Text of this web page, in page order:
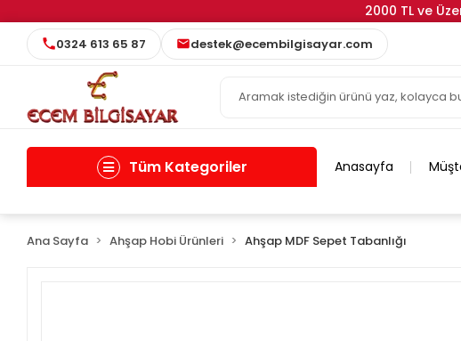
2000 TL ve
0324 613 65 87 destek@ecembilgisayar.com
Tüm Kategoriler Anasayfa
Ana Sayfa Ahşap Hobi Ürünleri Ahşap MDF Sepet Tabanlığı